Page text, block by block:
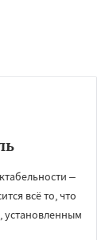
–
всё то, что
установленным